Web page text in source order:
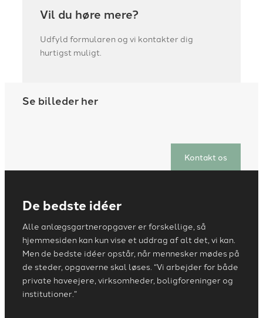
Vil du høre mere?
Udfyld formularen og vi kontakter dig
hurtigst muligt.
Se billeder her
Kontakt os
De bedste idéer
Alle anlægsgartneropgaver er forskellige, så
hjemmesiden kan kun vise et uddrag af alt det, vi kan.
Men de bedste idéer opstår, når mennesker mødes på
de steder, opgaverne skal løses. “Vi arbejder for både
private haveejere, virksomheder, boligforeninger og
institutioner.”